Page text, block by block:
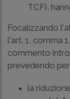
TCF),
Focalizzando
l'art. 1, comma
commento
prevedendo
la